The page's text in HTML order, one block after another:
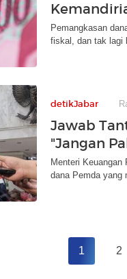
Pemangkasan
fiskal, dan tak lagi
detikJabar
Jawab
"Jangan
Menteri Keuangan
dana Pemda yang
1 2